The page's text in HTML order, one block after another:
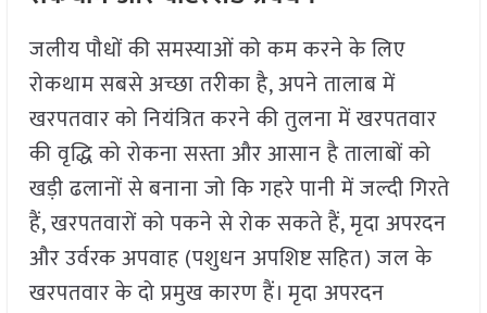
जलीय पौधों की समस्याओं को कम करने के लिए
रोकथाम सबसे अच्छा तरीका है, अपने तालाब में
खरपतवार को नियंत्रित करने की तुलना में खरपतवार
की वृद्धि को रोकना सस्ता और आसान है तालाबों को
खड़ी ढलानों से बनाना जो कि गहरे पानी में जल्दी गिरते
हैं, खरपतवारों को पकने से रोक सकते हैं, मृदा अपरदन
और उर्वरक अपवाह (पशुधन अपशिष्ट सहित) जल के
खरपतवार के दो प्रमुख कारण हैं। मृदा अपरदन